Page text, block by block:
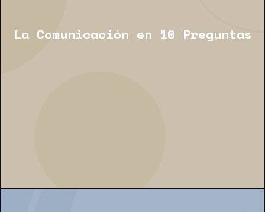
La Comunicación en 10 Preguntas